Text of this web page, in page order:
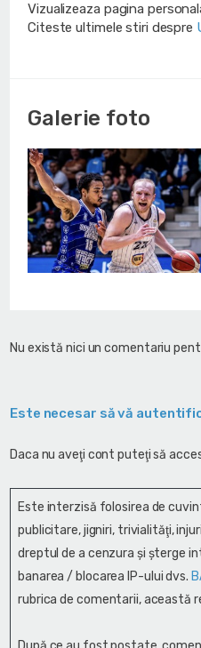
Vizualizeaza pagina
Citeste ultimele stiri despre
Galerie foto
Nu există nici un comentariu
Este necesar să vă
Daca nu aveţi cont puteţi să
Este interzisă folosirea de
publicitare, jigniri, trivialităţi,
dreptul de a cenzura și şterge
banarea / blocarea IP-ului dvs.
rubrica de comentarii, această